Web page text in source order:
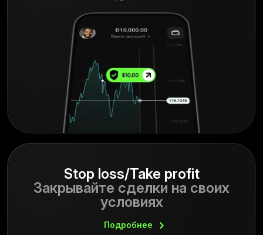
Stop loss/Take profit
Закрывайте сделки на своих
условиях
Подробнее